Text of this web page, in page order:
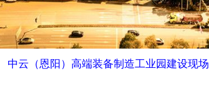
中云（恩阳）高端装备制造工业园建设现场